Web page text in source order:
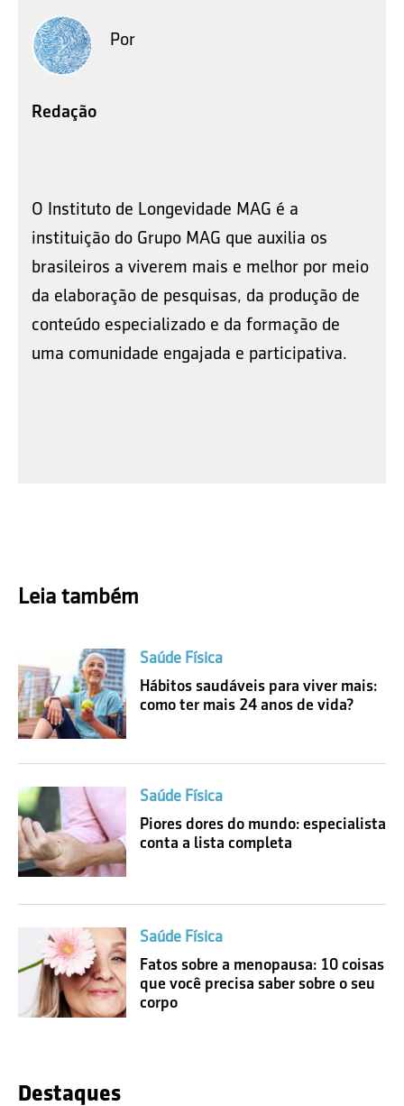
Por
Redação
O Instituto de Longevidade MAG é a
instituição do Grupo MAG que auxilia os
brasileiros a viverem mais e melhor por meio
da elaboração de pesquisas, da produção de
conteúdo especializado e da formação de
uma comunidade engajada e participativa.
Leia também
Saúde Física
Hábitos saudáveis para viver mais:
como ter mais 24 anos de vida?
Saúde Física
Piores dores do mundo: especialista
conta a lista completa
Saúde Física
Fatos sobre a menopausa: 10 coisas
que você precisa saber sobre o seu
corpo
Destaques